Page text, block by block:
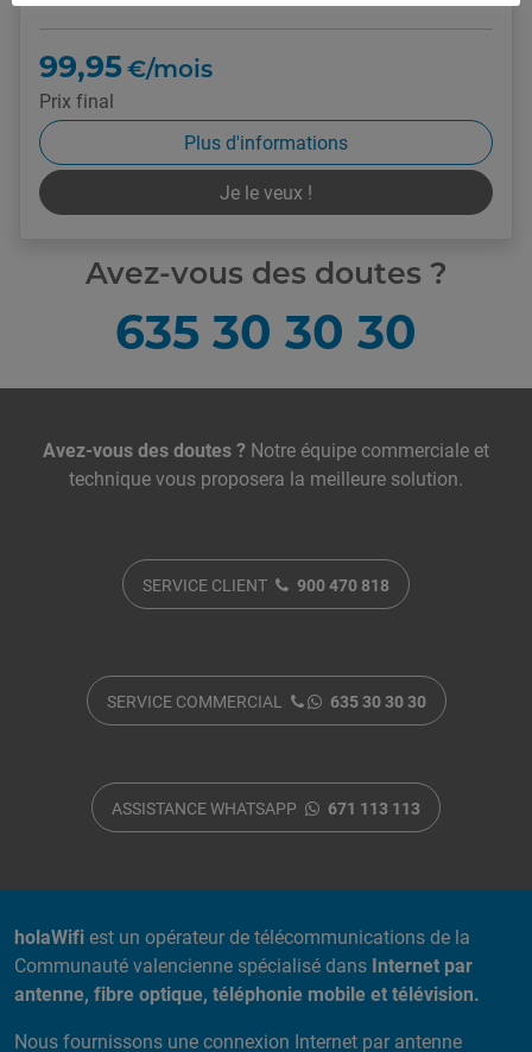
99,95 €/mois
Prix final
Plus d'informations
Je le veux !
Avez-vous des doutes ?
635 30 30 30
Avez-vous des doutes ? Notre équipe commerciale et
technique vous proposera la meilleure solution.
SERVICE CLIENT 900 470 818
SERVICE COMMERCIAL 635 30 30 30
ASSISTANCE WHATSAPP 671 113 113
holaWifiest un opérateur de télécommunications de la
Communauté valencienne spécialisé dans Internet par
antenne, fibre optique, téléphonie mobile et télévision.
Nous fournissons une connexion Internet par antenne